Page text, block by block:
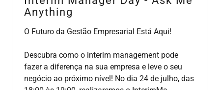
Anything
O Futuro da Gestão Empresarial Está Aqui!
Descubra como o interim management pode
fazer a diferença na sua empresa e leve o seu
negócio ao próximo nível! No dia 24 de julho, das